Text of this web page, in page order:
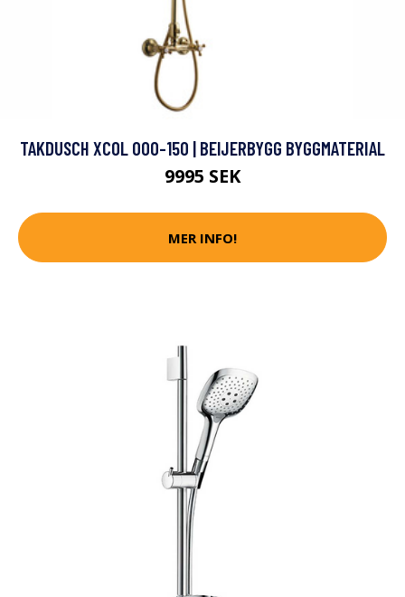
TAKDUSCH XCOL 000-150 | BEIJERBYGG BYGGMATERIAL
9995 SEK
MER INFO!